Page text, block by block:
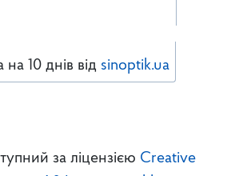
10 днів від sinoptik.ua
за ліцензією Creative